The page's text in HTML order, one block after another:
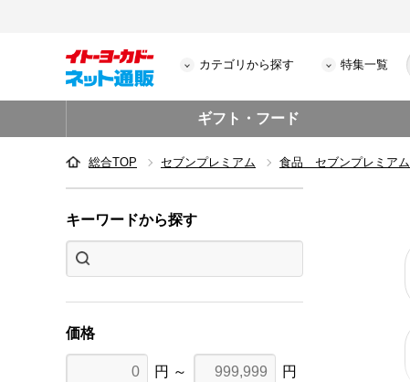
カテゴリから探す 特集一覧
ギフト・フード
総合TOP セブンプレミアム 食品 セブンプレミアム
キーワードから探す
価格
円 ～ 円